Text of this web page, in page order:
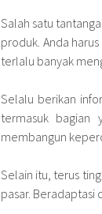
Salah satu
produk. Anda
terlalu banyak
Selalu berikan
termasuk bagian
membangun
Selain itu, terus
pasar.